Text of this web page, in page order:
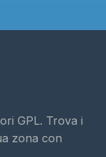
GPL. Trova i
zona con